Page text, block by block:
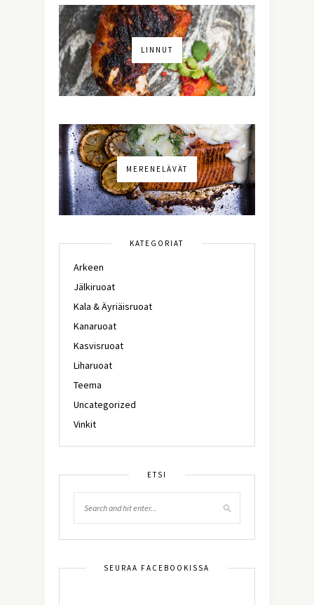
LINNUT
MERENELÄVÄT
KATEGORIAT
Arkeen
Jälkiruoat
Kala & Äyriäisruoat
Kanaruoat
Kasvisruoat
Liharuoat
Teema
Uncategorized
Vinkit
ETSI
SEURAA FACEBOOKISSA